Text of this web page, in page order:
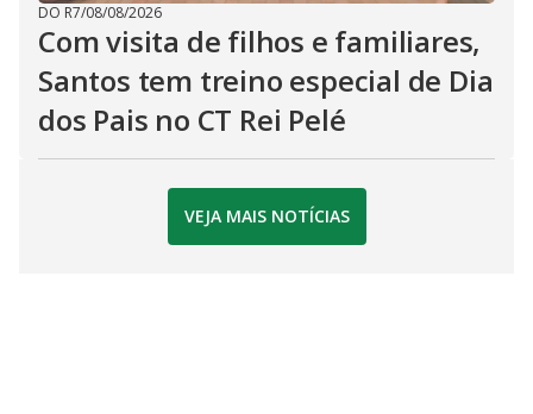
DO R7/08/08/2026
Com visita de filhos e familiares,
Santos tem treino especial de Dia
dos Pais no CT Rei Pelé
VEJA MAIS NOTÍCIAS